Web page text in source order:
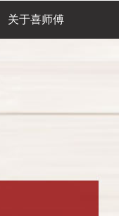
关于喜师傅